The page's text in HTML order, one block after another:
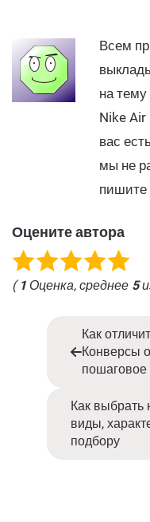
Всем
на тему
Nike Air
вас
мы не
пишите
Оцените автора
( 1 Оценка, среднее 5
Как
Конверсы
пошаговое
Как выбрать
виды,
подбору